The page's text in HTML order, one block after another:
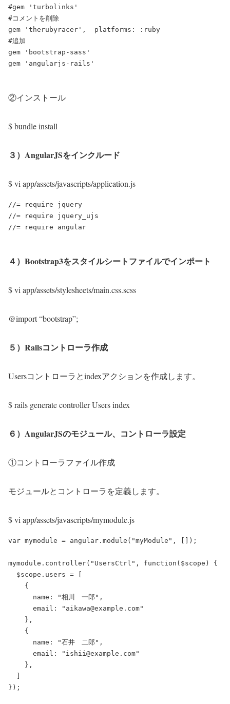
#gem 'turbolinks'
#コメントを削除
gem 'therubyracer',  platforms: :ruby
#追加
gem 'bootstrap-sass'
②インストール
$ bundle install
３）AngularJSをインクルード
$ vi app/assets/javascripts/application.js
//= require jquery
//= require jquery_ujs
４）Bootstrap3をスタイルシートファイルでインポート
$ vi app/assets/stylesheets/main.css.scss
@import “bootstrap”;
５）Railsコントローラ作成
Usersコントローラとindexアクションを作成します。
$ rails generate controller Users index
６）AngularJSのモジュール、コントローラ設定
①コントローラファイル作成
モジュールとコントローラを定義します。
$ vi app/assets/javascripts/mymodule.js
var mymodule = angular.module("myModule", []);
mymodule.controller("UsersCtrl", function($scope) {
  $scope.users = [
    {
      name: "相川　一郎",
      email: "aikawa@example.com"
    },
    {
      name: "石井　二郎",
      email: "ishii@example.com"
    },